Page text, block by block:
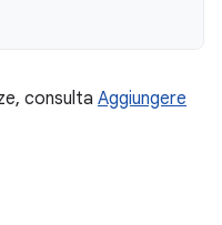
consulta Aggiungere